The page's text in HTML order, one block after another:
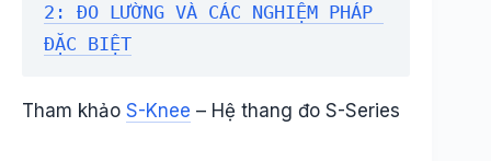
2: ĐO LƯỜNG VÀ CÁC NGHIỆM PHÁP
ĐẶC BIỆT
Tham khảo S-Knee – Hệ thang đo S-Series